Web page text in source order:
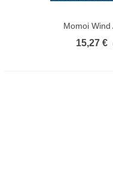
Momoi
15,27 €